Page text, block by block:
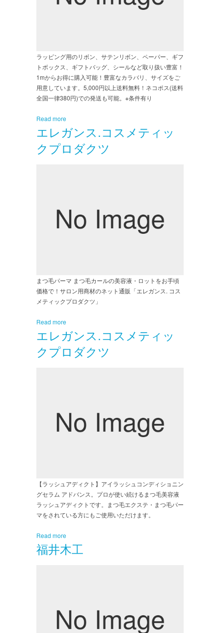
ラッピング用のリボン、サテンリボン、ペーパー、ギフ
トボックス、ギフトバッグ、シールなど取り扱い豊富！
1mからお得に購入可能！豊富なカラバリ、サイズをご
用意しています。5,000円以上送料無料！ネコポス(送料
全国一律380円)での発送も可能。※条件有り
Read more
エレガンス.コスメティッ
クプロダクツ
まつ毛パーマ まつ毛カールの美容液・ロットをお手頃
価格で！サロン用商材のネット通販「エレガンス. コス
メティックプロダクツ」
Read more
エレガンス.コスメティッ
クプロダクツ
【ラッシュアディクト】アイラッシュコンディショニン
グセラム アドバンス。プロが使い続けるまつ毛美容液
ラッシュアディクトです。まつ毛エクステ・まつ毛パー
マをされている方にもご使用いただけます。
Read more
福井木工